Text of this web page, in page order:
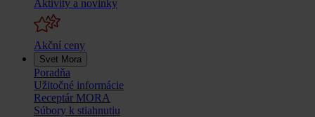
Aktivity a novinky
Akční ceny
Svet Mora
Poradňa
Užitočné informácie
Receptár MORA
Súbory k stiahnutiu